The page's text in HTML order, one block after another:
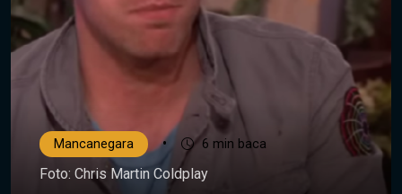
Mancanegara • 6 min baca
Foto: Chris Martin Coldplay